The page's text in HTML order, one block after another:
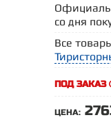
со дня
Все
ПОД ЗАКАЗ
ЦЕНА: